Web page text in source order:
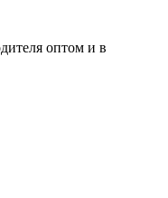
оптом и в